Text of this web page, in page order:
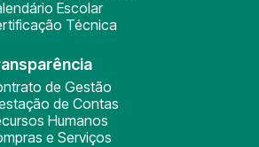
Escolar
Técnica
de Gestão
de Contas
Humanos
e Serviços